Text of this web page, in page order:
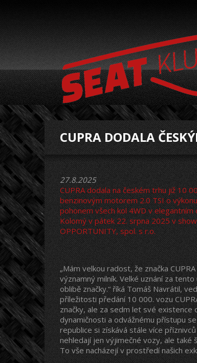
CUPRA DODALA
27.8.2025
CUPRA dodala na českém trhu již 10
benzinovým motorem 2.0 TSI o
pohonem všech kol 4WD v
Kolomý v pátek 22. srpna 2025 v
OPPORTUNITY, spol. s r.o.
„Mám velkou radost, že značka
významný milník. Velké uznání za
oblibě značky.“ říká Tomáš Navrátil,
příležitosti předání 10 000. vozu
značky, ale za sedm let své existence
dynamičnosti a odvážnému přístupu
republice si získává stále více
nehledají jen výjimečné vozy, ale také
To vše nacházejí v prostředí našich